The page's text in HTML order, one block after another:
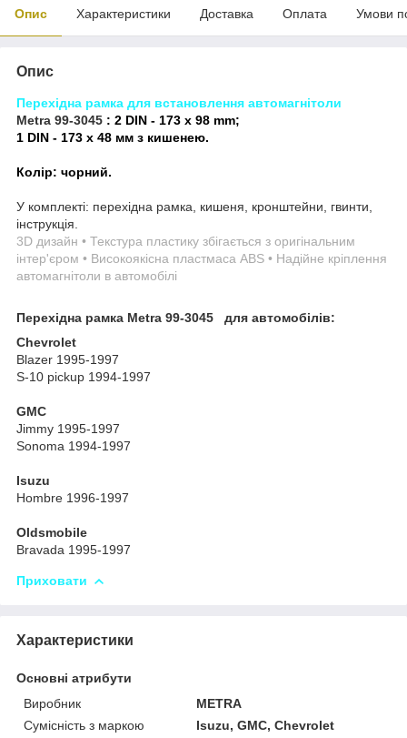
Опис Характеристики Доставка Оплата Умови
Опис
Перехідна рамка для встановлення автомагнітоли
Metra 99-3045 : 2 DIN - 173 x 98 mm;
1 DIN - 173 x 48 мм з кишенею.
Колір: чорний.
У комплекті: перехідна рамка, кишеня, кронштейни, гвинти,
інструкція.
3D дизайн • Текстура пластику збігається з оригінальним
інтер'єром • Високоякісна пластмаса ABS • Надійне кріплення
автомагнітоли в автомобілі
Перехідна рамка Metra 99-3045
для автомобілів:
Chevrolet
Blazer 1995-1997
S-10 pickup 1994-1997
GMC
Jimmy 1995-1997
Sonoma 1994-1997
Isuzu
Hombre 1996-1997
Oldsmobile
Bravada 1995-1997
Приховати
Характеристики
Основні атрибути
Виробник
METRA
Сумісність з маркою
Isuzu, GMC, Chevrolet